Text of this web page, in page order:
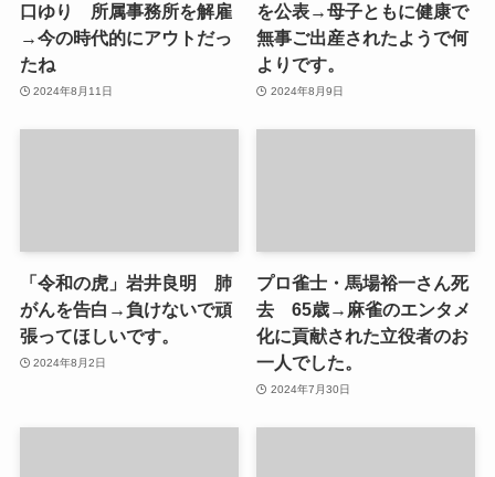
口ゆり 所属事務所を解雇
→今の時代的にアウトだっ
たね
2024年8月11日
を公表→母子ともに健康で
無事ご出産されたようで何
よりです。
2024年8月9日
「令和の虎」岩井良明 肺
がんを告白→負けないで頑
張ってほしいです。
2024年8月2日
プロ雀士・馬場裕一さん死
去 65歳→麻雀のエンタメ
化に貢献された立役者のお
一人でした。
2024年7月30日